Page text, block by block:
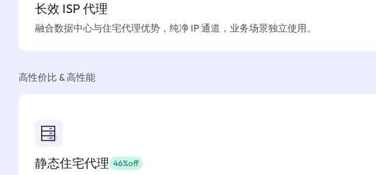
长效 ISP 代理
融合数据中心与住宅代理优势，纯净 IP 通道，业务场景独立使用。
高性价比 & 高性能
静态住宅代理 46%off